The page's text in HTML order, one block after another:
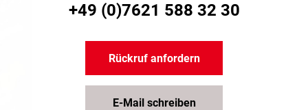
+49 (0)7621 588 32 30
Rückruf anfordern
E-Mail schreiben